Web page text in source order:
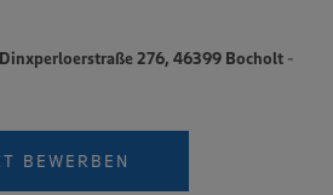
Dinxperloerstraße 276, 46399 Bocholt -
BEWERBEN